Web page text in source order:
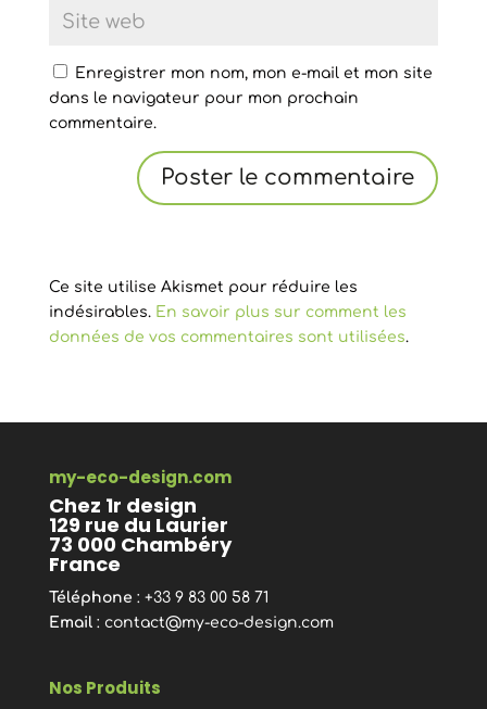
Enregistrer mon nom, mon e-mail et mon site
dans le navigateur pour mon prochain
commentaire.
Ce site utilise Akismet pour réduire les
indésirables. En savoir plus sur comment les
données de vos commentaires sont utilisées.
my-eco-design.com
Chez 1r design
129 rue du Laurier
73 000 Chambéry
France
Téléphone : +33 9 83 00 58 71
Email: contact@my-eco-design.com
Nos Produits